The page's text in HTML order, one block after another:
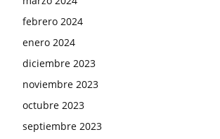
febrero 2024
enero 2024
diciembre 2023
noviembre 2023
octubre 2023
septiembre 2023